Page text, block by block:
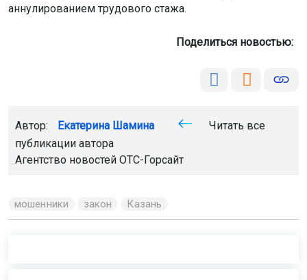
аннулированием трудового стажа.
Поделиться новостью:
Автор: Екатерина Шамина
Читать все
публикации автора
Агентство новостей ОТС-Горсайт
мошенники закон Казань